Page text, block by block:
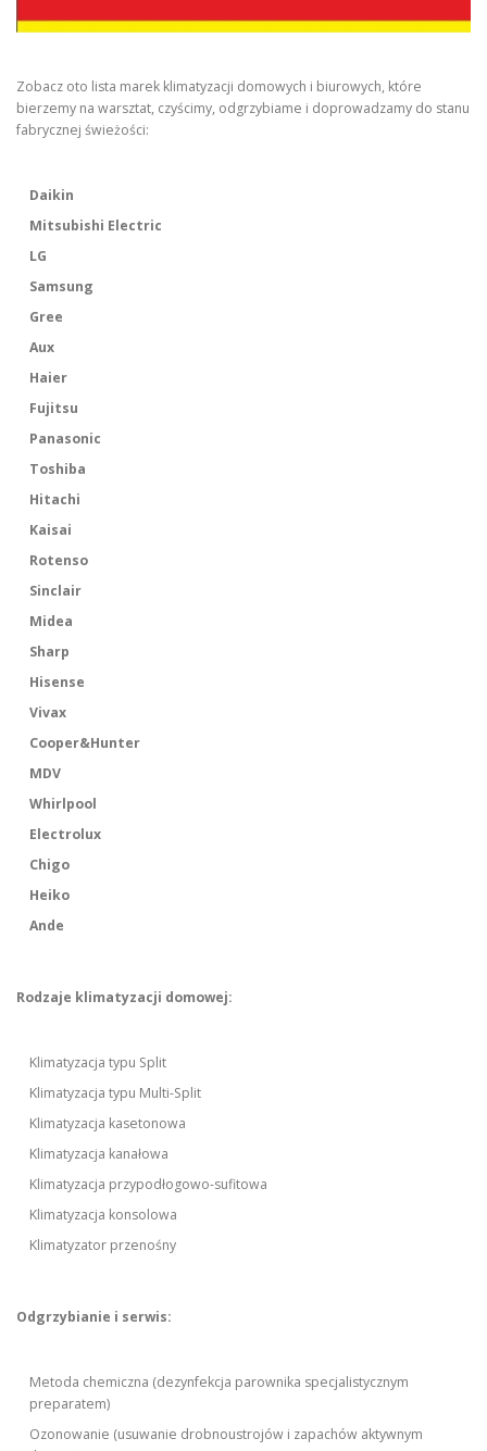
Zobacz oto lista marek klimatyzacji domowych i biurowych, które
bierzemy na warsztat, czyścimy, odgrzybiame i doprowadzamy do stanu
fabrycznej świeżości:
Daikin
Mitsubishi Electric
LG
Samsung
Gree
Aux
Haier
Fujitsu
Panasonic
Toshiba
Hitachi
Kaisai
Rotenso
Sinclair
Midea
Sharp
Hisense
Vivax
Cooper&Hunter
MDV
Whirlpool
Electrolux
Chigo
Heiko
Ande
Rodzaje klimatyzacji domowej:
Klimatyzacja typu Split
Klimatyzacja typu Multi-Split
Klimatyzacja kasetonowa
Klimatyzacja kanałowa
Klimatyzacja przypodłogowo-sufitowa
Klimatyzacja konsolowa
Klimatyzator przenośny
Odgrzybianie i serwis:
Metoda chemiczna (dezynfekcja parownika specjalistycznym
preparatem)
Ozonowanie (usuwanie drobnoustrojów i zapachów aktywnym